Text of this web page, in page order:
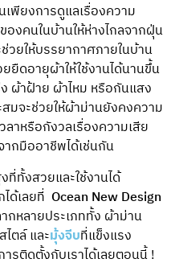
เพียงการดูแลเรื่องความ
งคนในบ้านให้ห่างไกลจากฝุ่น
วยให้บรรยากาศภายในบ้าน
ยืดอายุผ้าให้ใช้งานได้นานขึ้น
ผ้าฝ้าย ผ้าไหม หรือกันแสง
มจะช่วยให้ผ้าม่านยังคงความ
าหรือกังวลเรื่องความเสีย
กมืออาชีพได้เช่นกัน
ทั้งสวยและใช้งานได้
ด้เลยที่ Ocean New Design
กหลายประเภททั้ง ผ้าม่าน
ตล์ และมุ้งจีบที่แข็งแรง
รติดตั้งกับเราได้เลยตอนนี้ !